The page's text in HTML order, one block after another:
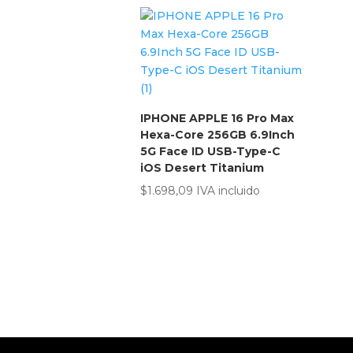
IPHONE APPLE 16 Pro Max
Hexa-Core 256GB 6.9Inch
5G Face ID USB-Type-C
iOS Desert Titanium
$1.698,09 IVA incluido